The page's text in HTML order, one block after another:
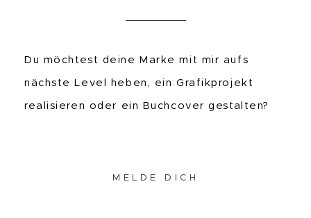
Du möchtest deine Marke mit mir aufs
nächste Level heben, ein Grafikprojekt
realisieren oder ein Buchcover gestalten?
MELDE DICH